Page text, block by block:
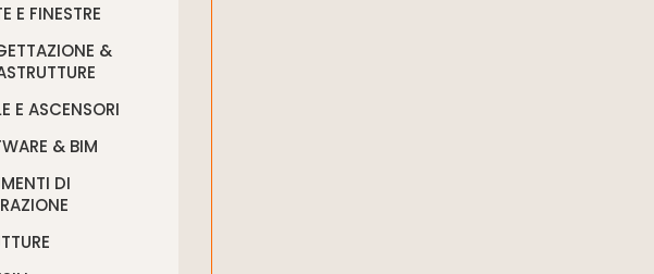
E FINESTRE
&
E ASCENSORI
& BIM
DI